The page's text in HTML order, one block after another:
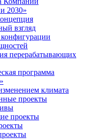
2030»
взгляд
перерабатывающих
программа
климата
проекты
проекты